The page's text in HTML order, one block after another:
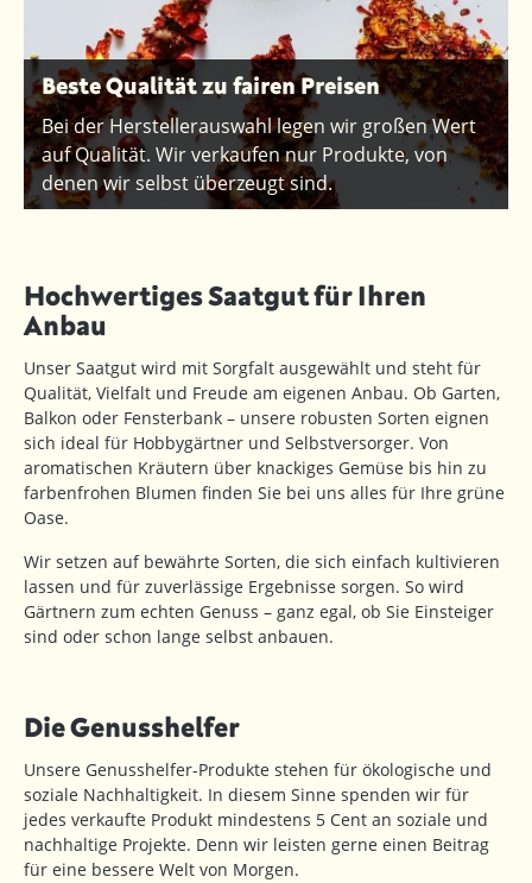
Beste Qualität zu fairen Preisen
Bei der Herstellerauswahl legen wir großen Wert
auf Qualität. Wir verkaufen nur Produkte, von
denen wir selbst überzeugt sind.
Hochwertiges Saatgut für Ihren
Anbau
Unser Saatgut wird mit Sorgfalt ausgewählt und steht für
Qualität, Vielfalt und Freude am eigenen Anbau. Ob Garten,
Balkon oder Fensterbank – unsere robusten Sorten eignen
sich ideal für Hobbygärtner und Selbstversorger. Von
aromatischen Kräutern über knackiges Gemüse bis hin zu
farbenfrohen Blumen finden Sie bei uns alles für Ihre grüne
Oase.
Wir setzen auf bewährte Sorten, die sich einfach kultivieren
lassen und für zuverlässige Ergebnisse sorgen. So wird
Gärtnern zum echten Genuss – ganz egal, ob Sie Einsteiger
sind oder schon lange selbst anbauen.
Die Genusshelfer
Unsere Genusshelfer-Produkte stehen für ökologische und
soziale Nachhaltigkeit. In diesem Sinne spenden wir für
jedes verkaufte Produkt mindestens 5 Cent an soziale und
nachhaltige Projekte. Denn wir leisten gerne einen Beitrag
für eine bessere Welt von Morgen.